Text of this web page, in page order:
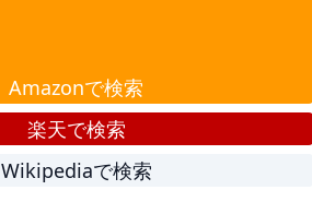
Amazonで検索
楽天で検索
Wikipediaで検索